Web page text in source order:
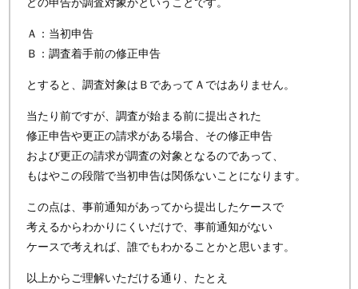
Ａ：当初申告
Ｂ：調査着手前の修正申告
とすると、調査対象はＢであってＡではありません。
当たり前ですが、調査が始まる前に提出された
修正申告や更正の請求がある場合、その修正申告
および更正の請求が調査の対象となるのであって、
もはやこの段階で当初申告は関係ないことになります。
この点は、事前通知があってから提出したケースで
考えるからわかりにくいだけで、事前通知がない
ケースで考えれば、誰でもわかることかと思います。
以上からご理解いただける通り、たとえ